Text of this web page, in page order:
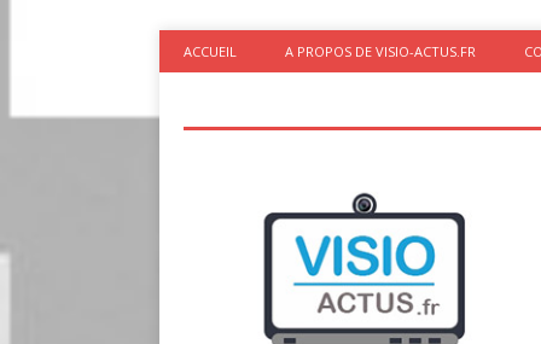
ACCUEIL A PROPOS DE VISIO-ACTUS.FR